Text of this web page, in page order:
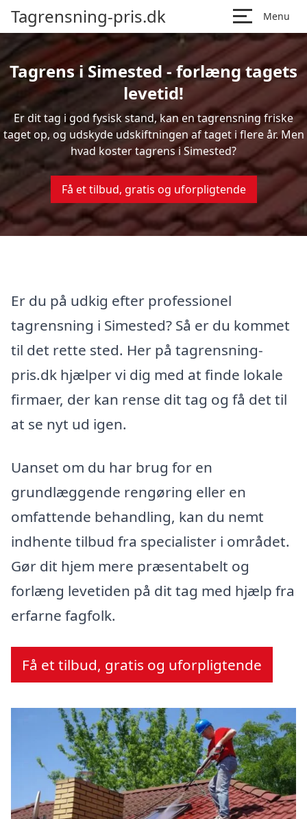
Tagrensning-pris.dk Menu
Tagrens i Simested - forlæng tagets
levetid!
Er dit tag i god fysisk stand, kan en tagrensning friske
taget op, og udskyde udskiftningen af taget i flere år. Men
hvad koster tagrens i Simested?
Få et tilbud, gratis og uforpligtende
Er du på udkig efter professionel
tagrensning i Simested? Så er du kommet
til det rette sted. Her på tagrensning-
pris.dk hjælper vi dig med at finde lokale
firmaer, der kan rense dit tag og få det til
at se nyt ud igen.
Uanset om du har brug for en
grundlæggende rengøring eller en
omfattende behandling, kan du nemt
indhente tilbud fra specialister i området.
Gør dit hjem mere præsentabelt og
forlæng levetiden på dit tag med hjælp fra
erfarne fagfolk.
Få et tilbud, gratis og uforpligtende